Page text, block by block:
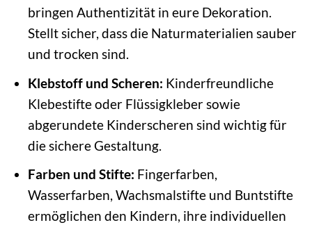
bringen Authentizität in eure Dekoration.
Stellt sicher, dass die Naturmaterialien sauber
und trocken sind.
Klebstoff und Scheren: Kinderfreundliche
Klebestifte oder Flüssigkleber sowie
abgerundete Kinderscheren sind wichtig für
die sichere Gestaltung.
Farben und Stifte: Fingerfarben,
Wasserfarben, Wachsmalstifte und Buntstifte
ermöglichen den Kindern, ihre individuellen